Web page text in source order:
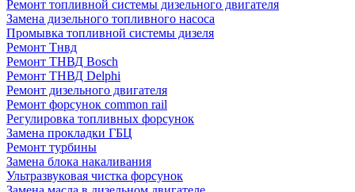
Ремонт топливной системы дизельного двигателя
Замена дизельного топливного насоса
Промывка топливной системы дизеля
Ремонт Тнвд
Ремонт ТНВД Bosch
Ремонт ТНВД Delphi
Ремонт дизельного двигателя
Ремонт форсунок common rail
Регулировка топливных форсунок
Замена прокладки ГБЦ
Ремонт турбины
Замена блока накаливания
Ультразвуковая чистка форсунок